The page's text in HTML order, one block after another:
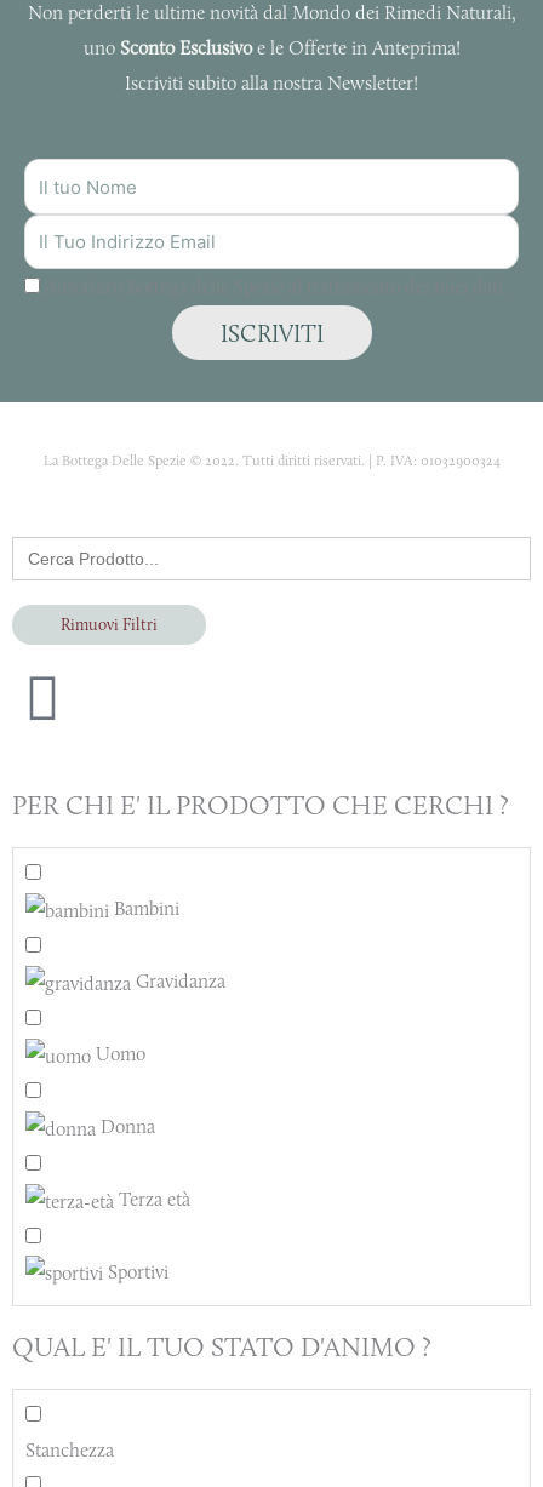
Non perderti le ultime novità dal Mondo dei Rimedi Naturali,
uno Sconto Esclusivoe le Offerte in Anteprima!
Iscriviti subito alla nostra Newsletter!
NOME
INDIRIZZO
MAIL
ISCRIVITI
La Bottega Delle Spezie © 2022. Tutti diritti riservati. | P. IVA: 01032900324
Search
for:
Rimuovi Filtri
PER CHI E' IL PRODOTTO CHE CERCHI ?
Bambini
Gravidanza
Uomo
Donna
Terza età
Sportivi
QUAL E' IL TUO STATO D'ANIMO ?
Stanchezza